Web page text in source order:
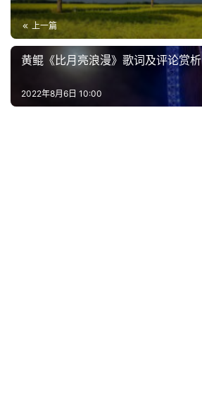
上一篇
黄鲲《比月亮浪漫》歌词及评论赏析
2022年8月6日 10:00